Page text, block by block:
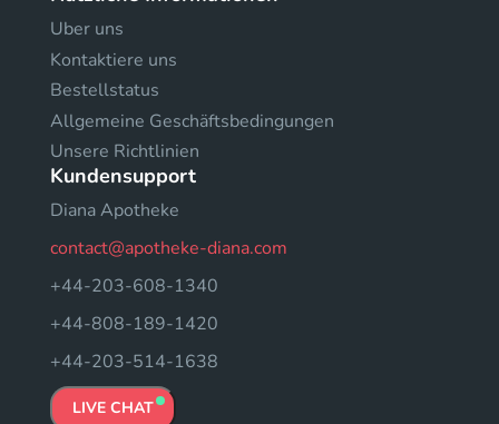
Uber uns
Kontaktiere uns
Bestellstatus
Allgemeine Geschäftsbedingungen
Unsere Richtlinien
Kundensupport
Diana Apotheke
contact@apotheke-diana.com
+44-203-608-1340
+44-808-189-1420
+44-203-514-1638
LIVE CHAT